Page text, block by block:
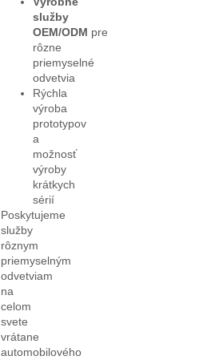
služby
OEM/ODM pre
rôzne
priemyselné
odvetvia
Rýchla
výroba
prototypov
a
možnosť
výroby
krátkych
sérií
Poskytujeme
služby
rôznym
priemyselným
odvetviam
na
celom
svete
vrátane
automobilového